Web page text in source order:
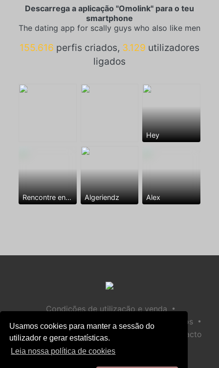
Usamos cookies para manter a sessão do
utilizador e gerar estatísticas.
Leia nossa política de cookies
Descarrega a aplicação "Omolink" para o teu
smartphone
The dating app for scally guys who also like men
155.616 perfis criados, 3.129 utilizadores
ligados
Hey
Rencontre entre mecs Algeriendz Alex
Condições de utilização e venda •
Política de privacidade Política de Biscoitos •
Política de Segurança Infantil Ajuda / Contacto